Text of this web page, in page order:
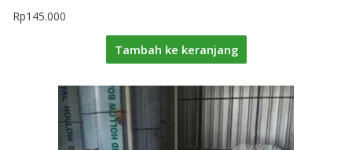
Rp145.000
Tambah ke keranjang